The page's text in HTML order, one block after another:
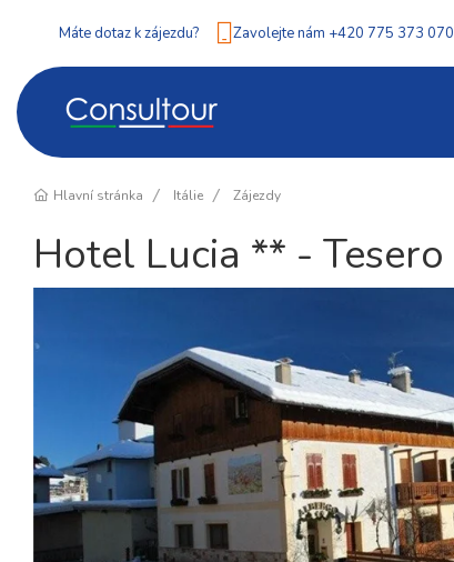
Máte dotaz k zájezdu? Zavolejte nám +420 775 373 070
Hlavní stránka Itálie Zájezdy
Hotel Lucia ** - Tesero